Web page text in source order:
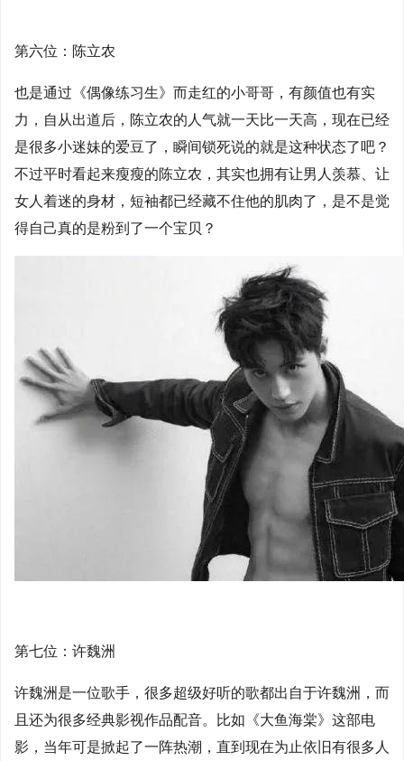
第六位：陈立农
也是通过《偶像练习生》而走红的小哥哥，有颜值也有实
力，自从出道后，陈立农的人气就一天比一天高，现在已经
是很多小迷妹的爱豆了，瞬间锁死说的就是这种状态了吧？
不过平时看起来瘦瘦的陈立农，其实也拥有让男人羡慕、让
女人着迷的身材，短袖都已经藏不住他的肌肉了，是不是觉
得自己真的是粉到了一个宝贝？
第七位：许魏洲
许魏洲是一位歌手，很多超级好听的歌都出自于许魏洲，而
且还为很多经典影视作品配音。比如《大鱼海棠》这部电
影，当年可是掀起了一阵热潮，直到现在为止依旧有很多人